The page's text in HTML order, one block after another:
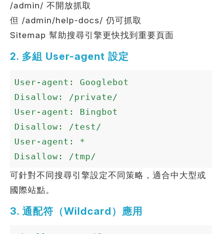
/admin/ 不開放抓取
但 /admin/help-docs/ 仍可抓取
Sitemap 幫助搜尋引擎更快找到重要頁面
2. 多組 User-agent 設定
User-agent: Googlebot
Disallow: /private/
User-agent: Bingbot
Disallow: /test/
User-agent: *
Disallow: /tmp/
可針對不同搜尋引擎設定不同策略，適合中大型或
國際站點。
3. 通配符（Wildcard）應用